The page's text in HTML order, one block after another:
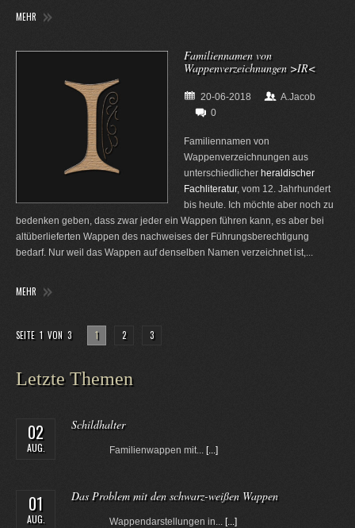
MEHR
Familiennamen von
Wappenverzeichnungen >IR<
20-06-2018
A.Jacob
0
Familiennamen von
Wappenverzeichnungen aus
unterschiedlicher heraldischer
Fachliteratur, vom 12. Jahrhundert
bis heute. Ich möchte aber noch zu
bedenken geben, dass zwar jeder ein Wappen führen kann, es aber bei
altüberlieferten Wappen des nachweises der Führungsberechtigung
bedarf. Nur weil das Wappen auf denselben Namen verzeichnet ist,...
MEHR
SEITE 1 VON 3 1 2 3
Letzte Themen
02
AUG.
Schildhalter
Familienwappen mit... [...]
01
AUG.
Das Problem mit den schwarz-weißen Wappen
Wappendarstellungen in... [...]